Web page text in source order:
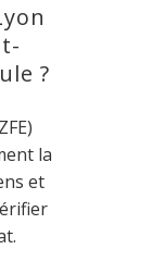
?
la
et